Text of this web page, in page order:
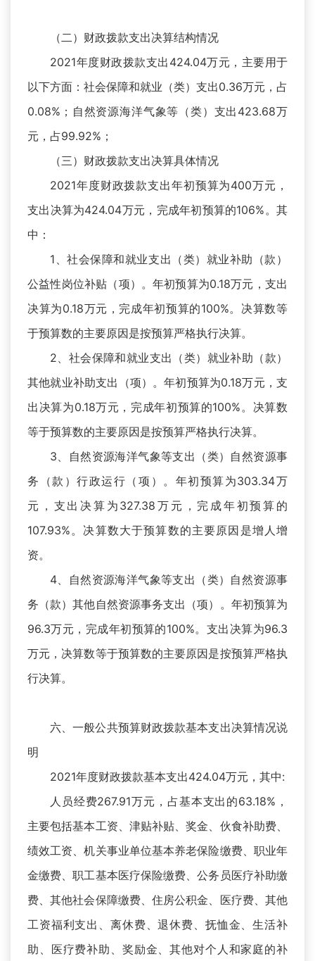
（二）财政拨款支出决算结构情况
2021年度财政拨款支出424.04万元，主要用于
以下方面：社会保障和就业（类）支出0.36万元，占
0.08%；自然资源海洋气象等（类）支出423.68万
元，占99.92%；
（三）财政拨款支出决算具体情况
2021年度财政拨款支出年初预算为400万元，
支出决算为424.04万元，完成年初预算的106%。其
中：
1、社会保障和就业支出（类）就业补助（款）
公益性岗位补贴（项）。年初预算为0.18万元，支出
决算为0.18万元，完成年初预算的100%。决算数等
于预算数的主要原因是按预算严格执行决算。
2、社会保障和就业支出（类）就业补助（款）
其他就业补助支出（项）。年初预算为0.18万元，支
出决算为0.18万元，完成年初预算的100%。决算数
等于预算数的主要原因是按预算严格执行决算。
3、自然资源海洋气象等支出（类）自然资源事
务（款）行政运行（项）。年初预算为303.34万
元，支出决算为327.38万元，完成年初预算的
107.93%。决算数大于预算数的主要原因是增人增
资。
4、自然资源海洋气象等支出（类）自然资源事
务（款）其他自然资源事务支出（项）。年初预算为
96.3万元，完成年初预算的100%。支出决算为96.3
万元，决算数等于预算数的主要原因是按预算严格执
行决算。
六、一般公共预算财政拨款基本支出决算情况说
明
2021年度财政拨款基本支出424.04万元，其中:
人员经费267.91万元，占基本支出的63.18%，
主要包括基本工资、津贴补贴、奖金、伙食补助费、
绩效工资、机关事业单位基本养老保险缴费、职业年
金缴费、职工基本医疗保险缴费、公务员医疗补助缴
费、其他社会保障缴费、住房公积金、医疗费、其他
工资福利支出、离休费、退休费、抚恤金、生活补
助、医疗费补助、奖励金、其他对个人和家庭的补